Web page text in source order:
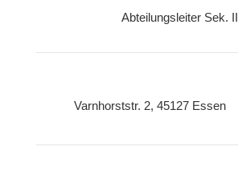
Abteilungsleiter Sek. II
Varnhorststr. 2, 45127 Essen